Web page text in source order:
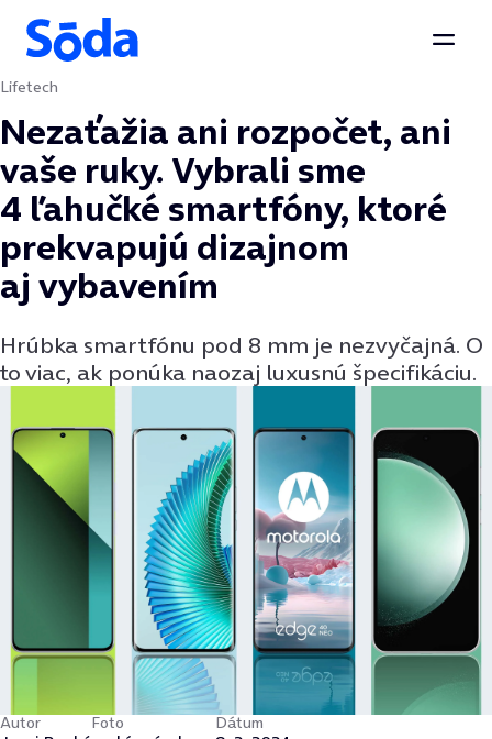
Preskočiť na obsah
Lifetech
Nezaťažia ani rozpočet, ani
vaše ruky. Vybrali sme
4 ľahučké smartfóny, ktoré
prekvapujú dizajnom
aj vybavením
Hrúbka smartfónu pod 8 mm je nezvyčajná. O
to viac, ak ponúka naozaj luxusnú špecifikáciu.
Autor Foto Dátum